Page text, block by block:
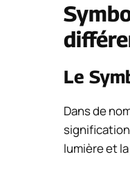
Le
Dans de
lumière et